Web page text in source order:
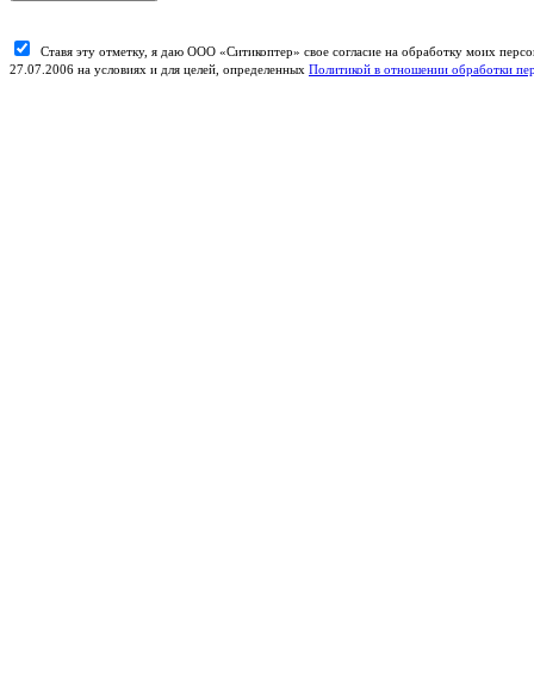
Ставя эту отметку, я даю ООО «Ситикоптер» свое согласие на обработку моих
27.07.2006 на условиях и для целей, определенных Политикой в отношении обработки